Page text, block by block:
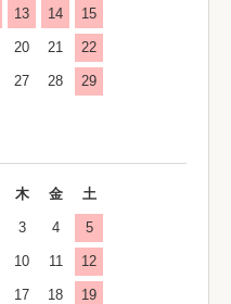
13 14 15
20 21 22
27 28 29
木 金 土
3 4 5
10 11 12
17 18 19